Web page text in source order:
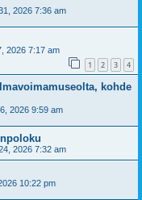
2026 7:36 am
2026 7:17 am
1 2 3 4
kohde
2026 9:59 am
2026 7:32 am
10:22 pm